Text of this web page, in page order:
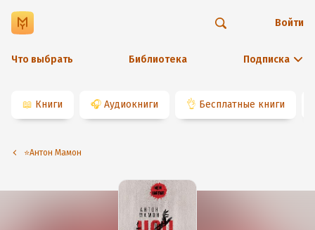
Что выбрать Библиотека Подписка
Войти
📖 Книги 🎧 Аудиокниги 👌 Бесплатные книги
⭐️Антон Мамон